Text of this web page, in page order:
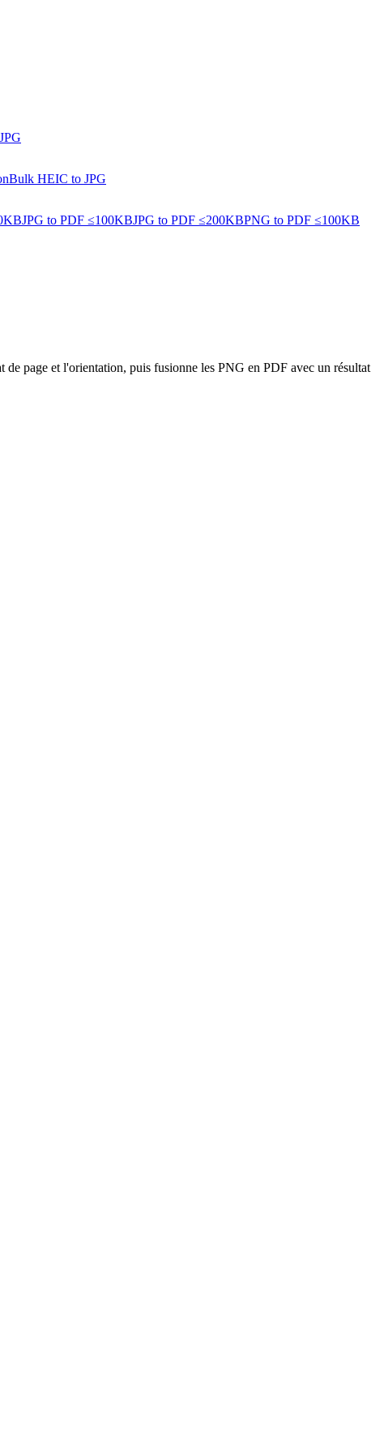
Bulk HEIC to JPG
JPG to PDF ≤100KBJPG to PDF ≤200KBPNG to PDF ≤100KB
page et l'orientation, puis fusionne les PNG en PDF avec un résultat